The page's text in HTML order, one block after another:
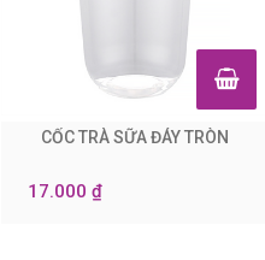
CỐC TRÀ SỮA ĐÁY TRÒN
17.000 ₫